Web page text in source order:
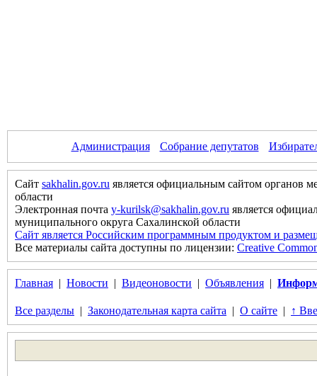
Администрация Собрание депутатов
Сайт sakhalin.gov.ru является официальным сайтом органов
области
Электронная почта y-kurilsk@sakhalin.gov.ru является
муниципального округа Сахалинской области
Сайт является Российским программным продуктом и
Все материалы сайта доступны по лицензии: Creative
Главная | Новости | Видеоновости | Объявления |
Все разделы | Законодательная карта сайта | О сайте | ↑